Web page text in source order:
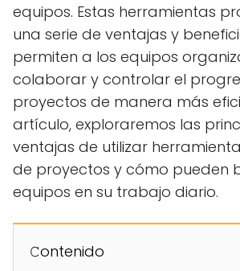
equipos. Estas herramientas
una serie de ventajas y
permiten a los equipos
colaborar y controlar el
proyectos de manera más
artículo, exploraremos las
ventajas de utilizar
de proyectos y cómo pueden
equipos en su trabajo diario.
𝙲ontenido